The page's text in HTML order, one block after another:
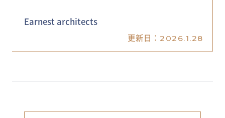
Earnest architects
更新日： 2026.1.28